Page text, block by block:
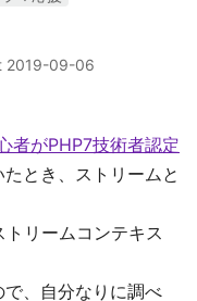
2019-09-06
者がPHP7技術者認定
とき、ストリームと
リームコンテキス
、自分なりに調べ